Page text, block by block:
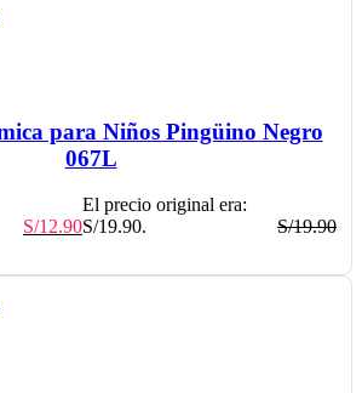
para Niños Pingüino Negro
067L
S/19.90
El precio original era:
S/19.90.
S/12.90